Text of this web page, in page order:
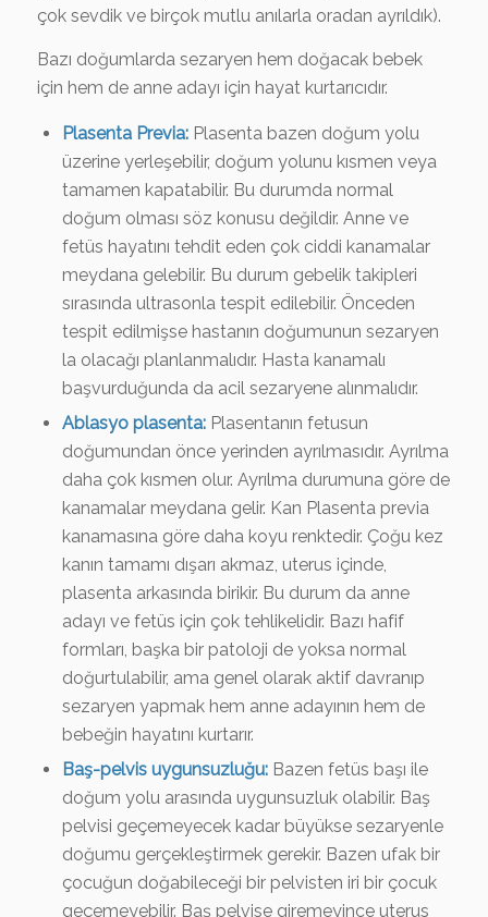
çok sevdik ve birçok mutlu anılarla oradan ayrıldık).
Bazı doğumlarda sezaryen hem doğacak bebek
için hem de anne adayı için hayat kurtarıcıdır.
Plasenta Previa: Plasenta bazen doğum yolu
üzerine yerleşebilir, doğum yolunu kısmen veya
tamamen kapatabilir. Bu durumda normal
doğum olması söz konusu değildir. Anne ve
fetüs hayatını tehdit eden çok ciddi kanamalar
meydana gelebilir. Bu durum gebelik takipleri
sırasında ultrasonla tespit edilebilir. Önceden
tespit edilmişse hastanın doğumunun sezaryen
la olacağı planlanmalıdır. Hasta kanamalı
başvurduğunda da acil sezaryene alınmalıdır.
Ablasyo plasenta: Plasentanın fetusun
doğumundan önce yerinden ayrılmasıdır. Ayrılma
daha çok kısmen olur. Ayrılma durumuna göre de
kanamalar meydana gelir. Kan Plasenta previa
kanamasına göre daha koyu renktedir. Çoğu kez
kanın tamamı dışarı akmaz, uterus içinde,
plasenta arkasında birikir. Bu durum da anne
adayı ve fetüs için çok tehlikelidir. Bazı hafif
formları, başka bir patoloji de yoksa normal
doğurtulabilir, ama genel olarak aktif davranıp
sezaryen yapmak hem anne adayının hem de
bebeğin hayatını kurtarır.
Baş-pelvis uygunsuzluğu: Bazen fetüs başı ile
doğum yolu arasında uygunsuzluk olabilir. Baş
pelvisi geçemeyecek kadar büyükse sezaryenle
doğumu gerçekleştirmek gerekir. Bazen ufak bir
çocuğun doğabileceği bir pelvisten iri bir çocuk
geçemeyebilir. Baş pelvise giremeyince uterus